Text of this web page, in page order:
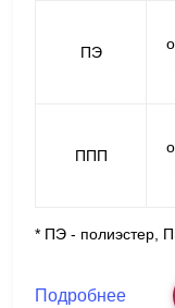
ПЭ
ППП
* ПЭ - полиэстер,
Подробнее